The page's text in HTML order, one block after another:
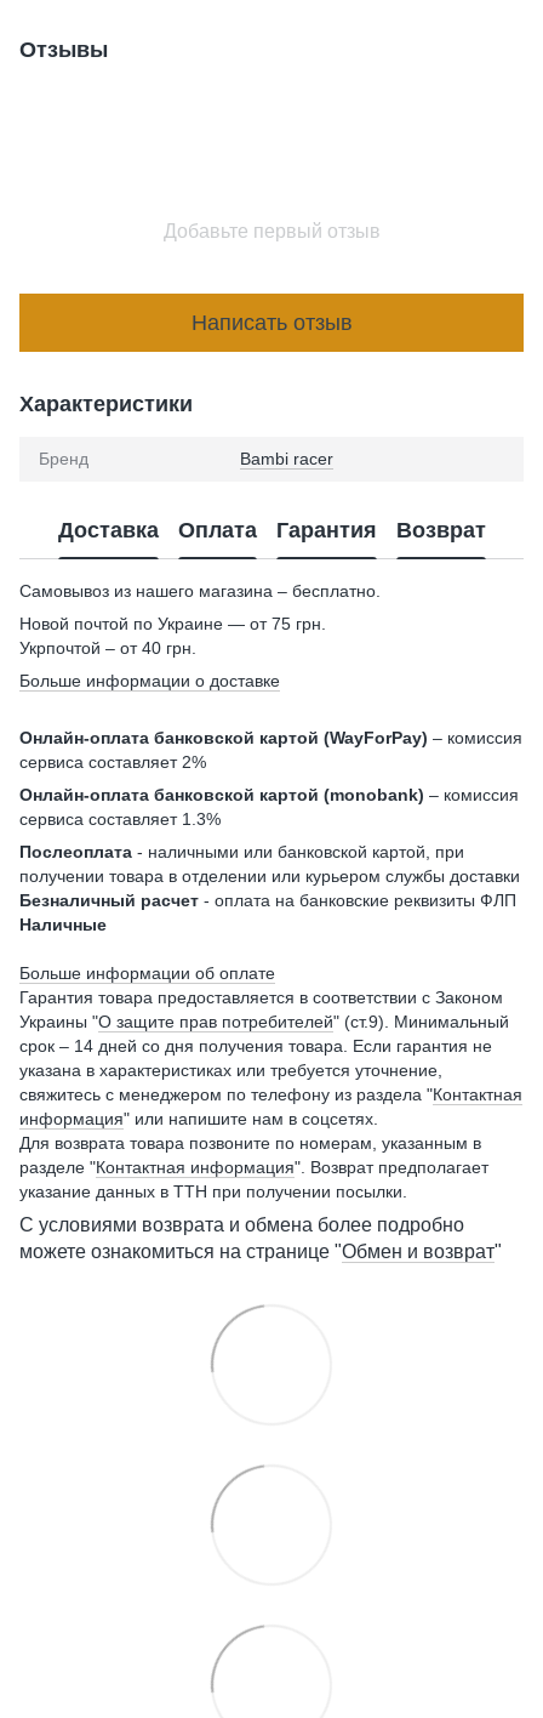
Отзывы
Добавьте первый отзыв
Написать отзыв
Характеристики
Бренд Bambi racer
Доставка Оплата Гарантия Возврат
Самовывоз из нашего магазина – бесплатно.
Новой почтой по Украине — от 75 грн.
Укрпочтой – от 40 грн.
Больше информации о доставке
Онлайн-оплата банковской картой (WayForPay) – комиссия
сервиса составляет 2%
Онлайн-оплата банковской картой (monobank) – комиссия
сервиса составляет 1.3%
Послеоплата - наличными или банковской картой, при
получении товара в отделении или курьером службы доставки
Безналичный расчет - оплата на банковские реквизиты ФЛП
Наличные
Больше информации об оплате
Гарантия товара предоставляется в соответствии с Законом
Украины "О защите прав потребителей" (ст.9). Минимальный
срок – 14 дней со дня получения товара. Если гарантия не
указана в характеристиках или требуется уточнение,
свяжитесь с менеджером по телефону из раздела "Контактная
информация" или напишите нам в соцсетях.
Для возврата товара позвоните по номерам, указанным в
разделе "Контактная информация". Возврат предполагает
указание данных в ТТН при получении посылки.
С условиями возврата и обмена более подробно
можете ознакомиться на странице "Обмен и возврат"